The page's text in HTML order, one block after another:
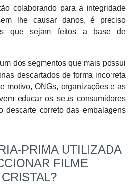
colaborando para a integridade
lhe causar danos, é preciso
que sejam feitos a base de
dos segmentos que mais possui
descartados de forma incorreta
motivo, ONGs, organizações e as
educar os seus consumidores
descarte correto das embalagens
PRIMA UTILIZADA
FILME